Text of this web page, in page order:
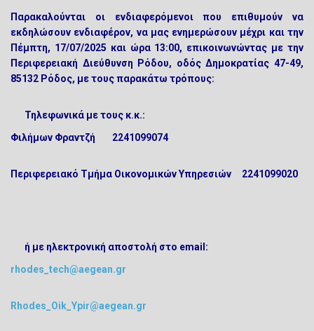
Παρακαλούνται οι ενδιαφερόμενοι που επιθυμούν να
εκδηλώσουν ενδιαφέρον, να μας ενημερώσουν μέχρι και την
Πέμπτη, 17/07/2025 και ώρα 13:00, επικοινωνώντας με την
Περιφερειακή Διεύθυνση Ρόδου, οδός Δημοκρατίας 47-49,
85132 Ρόδος, με τους παρακάτω τρόπους:
Τηλεφωνικά με τους κ.κ.:
Φιλήμων Φραντζή 2241099074
Περιφερειακό Τμήμα Οικονομικών Υπηρεσιών 2241099020
ή με ηλεκτρονική αποστολή στο email:
rhodes_tech@aegean.gr
Rhodes_Oik_Ypir@aegean.gr